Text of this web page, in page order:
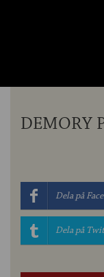
DEMORY
Dela på
Dela på